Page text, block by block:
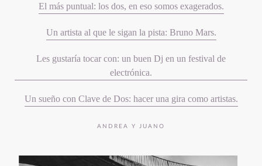
El más puntual: los dos, en eso somos exagerados.
Un artista al que le sigan la pista: Bruno Mars.
Les gustaría tocar con: un buen Dj en un festival de
electrónica.
Un sueño con Clave de Dos: hacer una gira como artistas.
ANDREA Y JUANO